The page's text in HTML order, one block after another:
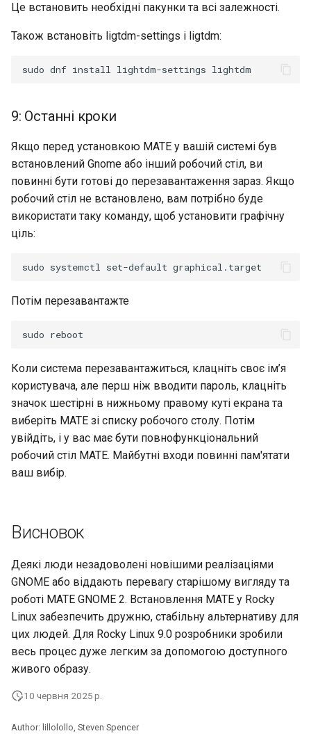
Це встановить необхідні пакунки та всі залежності.
Також встановіть ligtdm-settings і ligtdm:
9: Останні кроки
Якщо перед установкою MATE у вашій системі був
встановлений Gnome або інший робочий стіл, ви
повинні бути готові до перезавантаження зараз. Якщо
робочий стіл не встановлено, вам потрібно буде
використати таку команду, щоб установити графічну
ціль:
Потім перезавантажте
Коли система перезавантажиться, клацніть своє ім’я
користувача, але перш ніж вводити пароль, клацніть
значок шестірні в нижньому правому куті екрана та
виберіть MATE зі списку робочого столу. Потім
увійдіть, і у вас має бути повнофункціональний
робочий стіл MATE. Майбутні входи повинні пам'ятати
ваш вибір.
Висновок
Деякі люди незадоволені новішими реалізаціями
GNOME або віддають перевагу старішому вигляду та
роботі MATE GNOME 2. Встановлення MATE у Rocky
Linux забезпечить дружню, стабільну альтернативу для
цих людей. Для Rocky Linux 9.0 розробники зробили
весь процес дуже легким за допомогою доступного
живого образу.
10 червня 2025 р.
Author: lillolollo, Steven Spencer